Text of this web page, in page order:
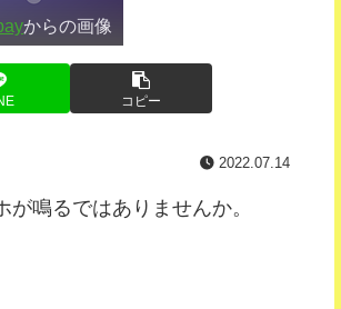
からの画像
コピー
2022.07.14
鳴るではありませんか。